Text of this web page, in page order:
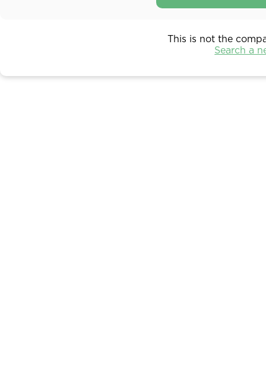
This is not the
Search a